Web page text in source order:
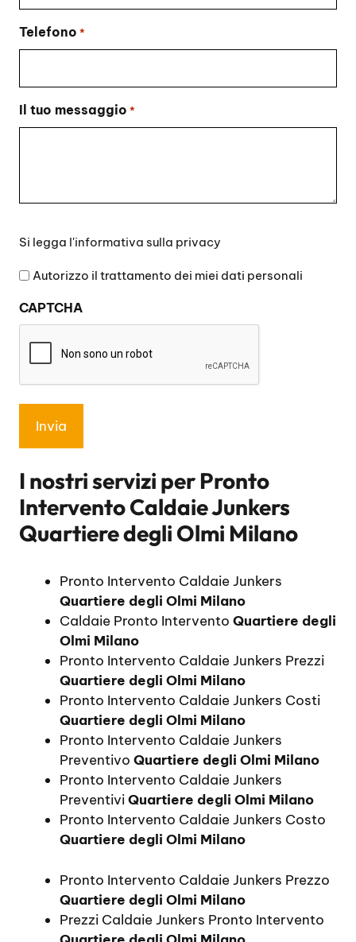
Telefono *
Il tuo messaggio *
legga
l'informativa
privacy
Si legga l'informativa sulla privacy
Autorizzo il trattamento dei miei dati personali
CAPTCHA
I nostri servizi perPronto
Intervento Caldaie Junkers
Quartiere degli Olmi Milano
Pronto Intervento Caldaie Junkers
Quartiere degli Olmi Milano
Caldaie Pronto Intervento Quartiere degli
Olmi Milano
Pronto Intervento Caldaie Junkers Prezzi
Quartiere degli Olmi Milano
Pronto Intervento Caldaie Junkers Costi
Quartiere degli Olmi Milano
Pronto Intervento Caldaie Junkers
Preventivo Quartiere degli Olmi Milano
Pronto Intervento Caldaie Junkers
PreventiviQuartiere degli Olmi Milano
Pronto Intervento Caldaie Junkers Costo
Quartiere degli Olmi Milano
Pronto Intervento Caldaie Junkers Prezzo
Quartiere degli Olmi Milano
Prezzi Caldaie Junkers Pronto Intervento